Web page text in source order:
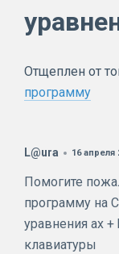
Отщеплен от
программу
L@ura 16 апреля
Помогите
программу на
уравнения ax +
клавиатуры